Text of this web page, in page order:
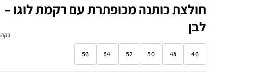
חולצת כותנה מכופתרת עם רקמת לוגו –
לבן
46
48
50
52
54
56
נקה